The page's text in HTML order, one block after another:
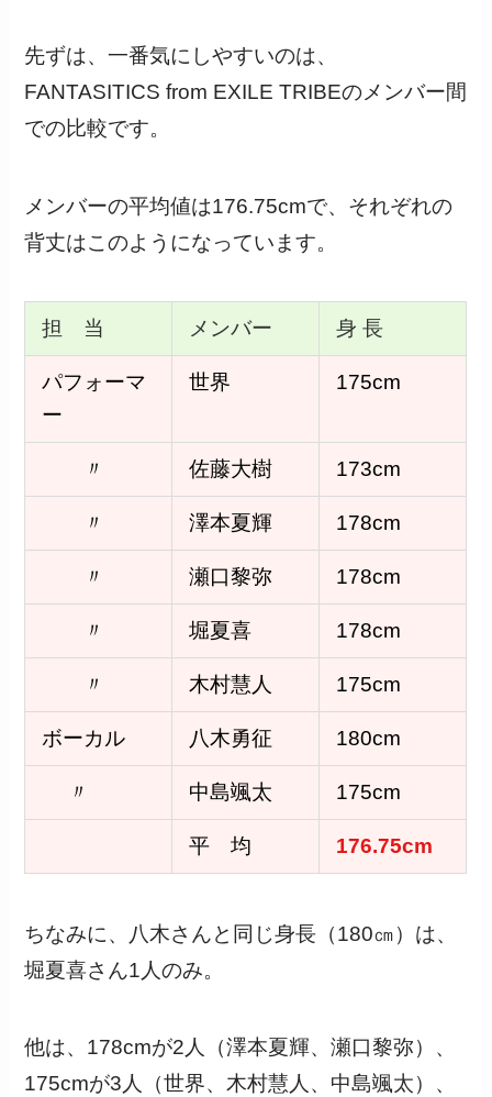
先ずは、一番気にしやすいのは、
FANTASITICS from EXILE TRIBEのメンバー間
での比較です。
メンバーの平均値は176.75cmで、それぞれの
背丈はこのようになっています。
担 当 メンバー 身 長
パフォーマ
ー
世界 175cm
〃 佐藤大樹 173cm
〃 澤本夏輝 178cm
〃 瀬口黎弥 178cm
〃 堀夏喜 178cm
〃 木村慧人 175cm
ボーカル 八木勇征 180cm
〃 中島颯太 175cm
平 均 176.75cm
ちなみに、八木さんと同じ身長（180㎝）は、
堀夏喜さん1人のみ。
他は、178cmが2人（澤本夏輝、瀬口黎弥）、
175cmが3人（世界、木村慧人、中島颯太）、